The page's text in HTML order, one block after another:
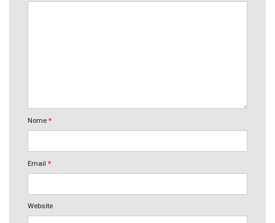
Nome *
Email *
Website